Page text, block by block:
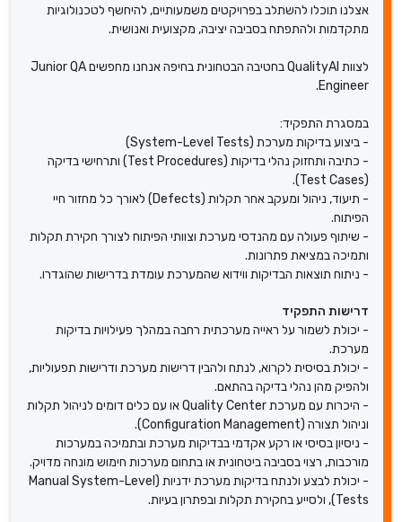
אצלנו תוכלו להשתלב בפרויקטים משמעותיים, להיחשף לטכנולוגיות
מתקדמות ולהתפתח בסביבה יציבה, מקצועית ואנושית.
לצוות QualityAI בחטיבה הבטחונית בחיפה אנחנו מחפשים Junior QA
Engineer.
במסגרת התפקיד:
- ביצוע בדיקות מערכת (System-Level Tests)
- כתיבה ותחזוק נהלי בדיקות (Test Procedures) ותרחישי בדיקה
(Test Cases).
- תיעוד, ניהול ומעקב אחר תקלות (Defects) לאורך כל מחזור חיי
הפיתוח.
- שיתוף פעולה עם מהנדסי מערכת וצוותי הפיתוח לצורך חקירת תקלות
ותמיכה במציאת פתרונות.
- ניתוח תוצאות הבדיקות ווידוא שהמערכת עומדת בדרישות שהוגדרו.
דרישות התפקיד
- יכולת לשמור על ראייה מערכתית רחבה במהלך פעילויות בדיקות
מערכת.
- יכולת בסיסית לקרוא, לנתח ולהבין דרישות מערכת ודרישות תפעוליות,
ולהפיק מהן נהלי בדיקה בהתאם.
- היכרות עם מערכת Quality Center או עם כלים דומים לניהול תקלות
וניהול תצורה (Configuration Management).
- ניסיון בסיסי או רקע אקדמי בבדיקות מערכת ובתמיכה במערכות
מורכבות, רצוי בסביבה ביטחונית או בתחום מערכות חימוש מונחה מדויק.
- יכולת לבצע ולנתח בדיקות מערכת ידניות (Manual System-Level
Tests), ולסייע בחקירת תקלות ובפתרון בעיות.